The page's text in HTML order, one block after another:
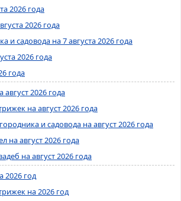
2026 года
2026 года
и садовода на 7 августа 2026 года
2026 года
года
2026 года
на август 2026 года
и садовода на август 2026 года
на август 2026 года
на август 2026 года
2026 год
на 2026 год